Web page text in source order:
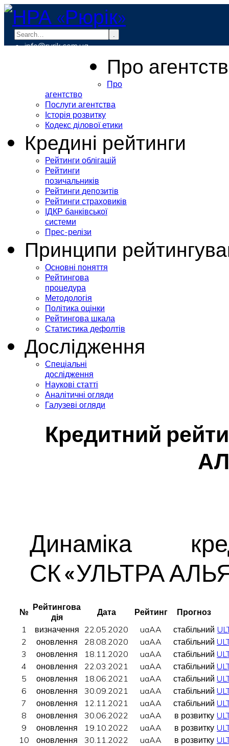
.
info@rurik.com.ua
Про
Про
агентство
Послуги агентства
Історія розвитку
Кодекс ділової етики
Кредині рейтинги
Рейтинги облігацій
Рейтинги
позичальників
Рейтинги депозитів
Рейтинги страховиків
ІДКР банківської
системи
Прес-релізи
Принципи
Основні поняття
Рейтингова
процедура
Методологія
Політика оцінки
Рейтингова шкала
Статистика дефолтів
Дослідження
Спеціальні
дослідження
Наукові статті
Аналітичні огляди
Галузеві огляди
Кредитний
Динаміка
СК «УЛЬТРА
№ Рейтингова
дія
Дата Рейтинг
Прогноз
1
визначення 22.05.2020 uaAA стабільний
2
оновлення 28.08.2020 uaAA стабільний
3
оновлення 18.11.2020 uaAA стабільний
4
оновлення 22.03.2021 uaAA стабільний
5
оновлення 18.06.2021 uaAA стабільний
6
оновлення 30.09.2021 uaAA стабільний
7
оновлення 12.11.2021 uaAA стабільний
8
оновлення 30.06.2022 uaAA в розвитку
9
оновлення 19.10.2022 uaAA в розвитку
10
оновлення 30.11.2022 uaAA в розвитку